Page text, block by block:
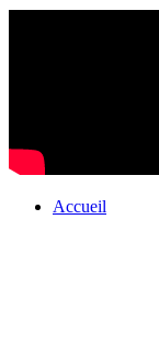
Accueil